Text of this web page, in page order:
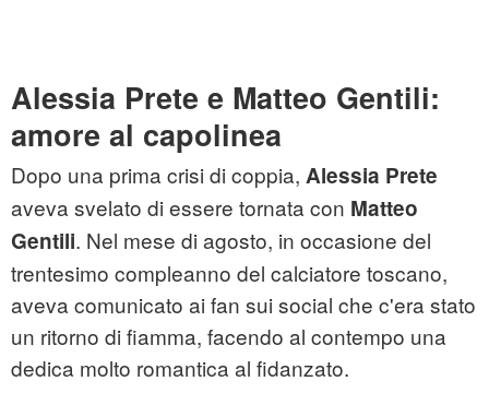
Alessia Prete e Matteo Gentili:
amore al capolinea
Dopo una prima crisi di coppia, Alessia Prete
aveva svelato di essere tornata con Matteo
Gentili. Nel mese di agosto, in occasione del
trentesimo compleanno del calciatore toscano,
aveva comunicato ai fan sui social che c'era stato
un ritorno di fiamma, facendo al contempo una
dedica molto romantica al fidanzato.